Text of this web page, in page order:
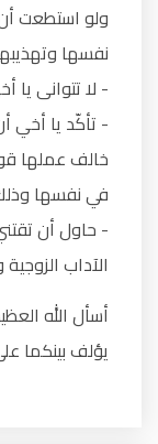
ولو استطعت
نفسها
- لا تتوانى يا
- تأكّد يا أخي
خالف عملها
في نفسها
- حاول أن
الآداب
أسأل الله
يؤلف بينكما